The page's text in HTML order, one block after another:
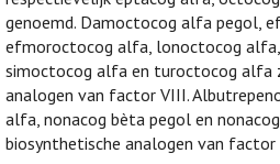
genoemd. Damoctocog alfa pegol,
efmoroctocog alfa, lonoctocog
simoctocog alfa en turoctocog alfa
analogen van factor VIII.
alfa, nonacog bèta pegol en
biosynthetische analogen van factor